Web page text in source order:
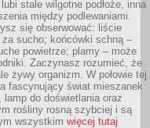
stale wilgotne podłoże, inna
między podlewaniami.
się obserwować: liście
sucho; końcówki schną –
powietrze; plamy – może
Zaczynasz rozumieć, że
żywy organizm. W połowie tej
fascynujący świat mieszanek
lamp do doświetlania oraz
rośliny rosną szybciej i są
wszystkim więcej tutaj